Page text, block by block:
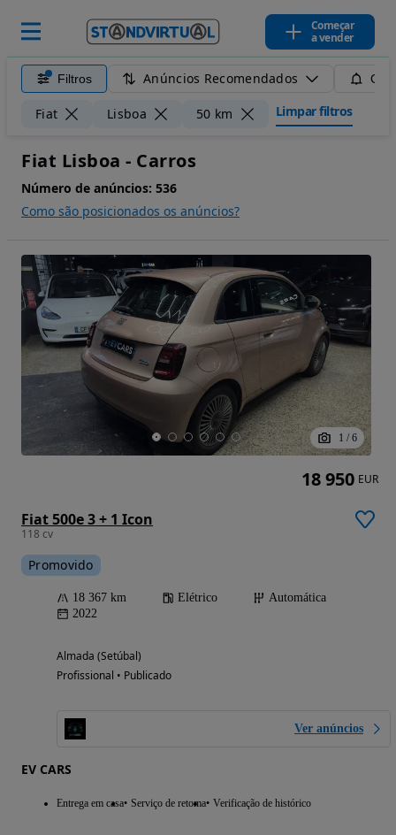
Começar
a vender
Filtros Anúncios Recomendados
Fiat Lisboa 50 km Limpar filtros
Fiat Lisboa - Carros
Número de anúncios: 536
Como são posicionados os anúncios?
1 / 6
Fiat 500e 3 + 1 Icon
118 cv
Promovido
18 367 km Elétrico
Automática
2022
Almada (Setúbal)
Profissional • Publicado
Ver anúncios
EV CARS
Entrega em casa Serviço de retoma Verificação de histórico
18 950 EUR